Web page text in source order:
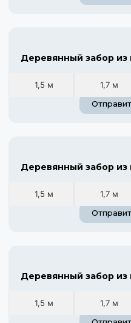
Деревянный забор
1,5 м 1,7 м
Деревянный забор
1,5 м 1,7 м
Деревянный забор из
1,5 м 1,7 м